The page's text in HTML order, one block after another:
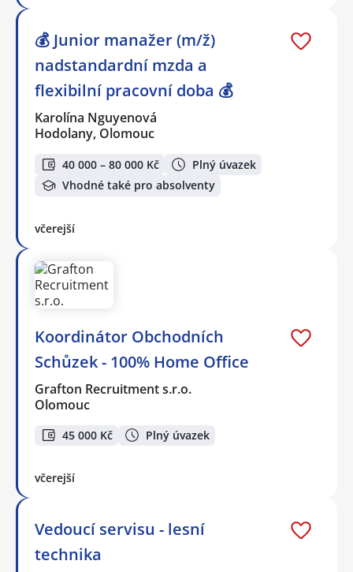
💰 Junior manažer (m/ž)
nadstandardní mzda a
flexibilní pracovní doba 💰
Karolína Nguyenová
Hodolany, Olomouc
40 000 – 80 000 Kč
Plný úvazek
Vhodné také pro absolventy
včerejší
Koordinátor Obchodních
Schůzek - 100% Home Office
Grafton Recruitment s.r.o.
Olomouc
45 000 Kč Plný úvazek
včerejší
Vedoucí servisu - lesní
technika